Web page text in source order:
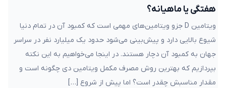
هفتگی یا ماهیانه؟
ویتامین D جزو ویتامین‌های مهمی است که کمبود آن در تمام دنیا
شیوع بالایی دارد و پیش‌بینی می‌شود حدود یک میلیارد نفر در سراسر
جهان به کمبود آن دچار هستند. در اینجا می‌خواهیم به این نکته
بپردازیم که بهترین روش مصرف مکمل ویتامین دی چگونه است و
مقدار مناسبش چقدر است؟ اما پیش از شروع […]